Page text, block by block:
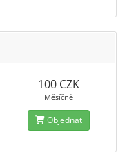
100 CZK
Měsíčně
Objednat